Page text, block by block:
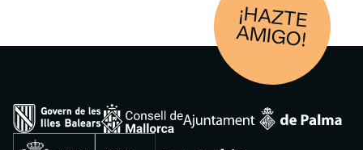
¡HAZTE
AM
IGO!